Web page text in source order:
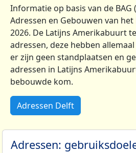
Informatie op basis van de BAG
Adressen en Gebouwen van
2026. De Latijns Amerikabuurt
adressen, deze hebben
er zijn geen standplaatsen en
adressen in Latijns
bebouwde kom.
Adressen Delft
Adressen: